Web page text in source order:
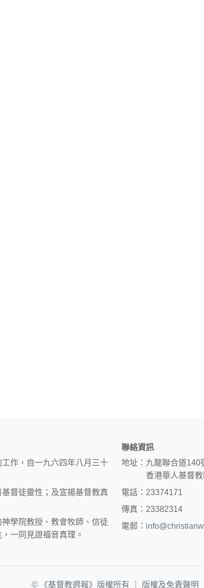
作，自一九六四年八月三十
督徒靈性；及宣揚基督教真
學院教授、教會牧師、信徒
一同見證福音真理。
聯絡資訊
地址：九龍聯合道140
香港華人基督教
電話：23374171
傳真：23382314
電郵：
© 《基督教週報》版權所有 ｜ 版權及免責聲明